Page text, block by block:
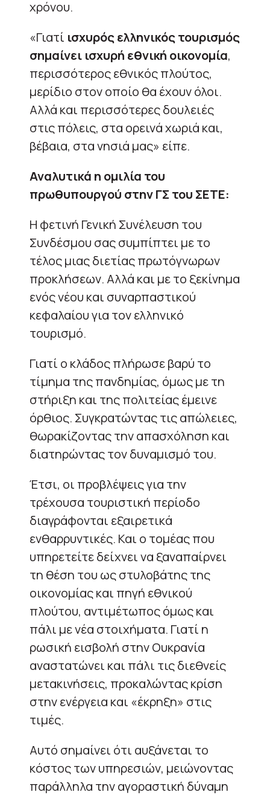
χρόνου.
«Γιατί ισχυρός ελληνικός τουρισμός
σημαίνει ισχυρή εθνική οικονομία,
περισσότερος εθνικός πλούτος,
μερίδιο στον οποίο θα έχουν όλοι.
Αλλά και περισσότερες δουλειές
στις πόλεις, στα ορεινά χωριά και,
βέβαια, στα νησιά μας» είπε.
Αναλυτικά η ομιλία του
πρωθυπουργού στην ΓΣ του ΣΕΤΕ:
Η φετινή Γενική Συνέλευση του
Συνδέσμου σας συμπίπτει με το
τέλος μιας διετίας πρωτόγνωρων
προκλήσεων. Αλλά και με το ξεκίνημα
ενός νέου και συναρπαστικού
κεφαλαίου για τον ελληνικό
τουρισμό.
Γιατί ο κλάδος πλήρωσε βαρύ το
τίμημα της πανδημίας, όμως με τη
στήριξη και της πολιτείας έμεινε
όρθιος. Συγκρατώντας τις απώλειες,
θωρακίζοντας την απασχόληση και
διατηρώντας τον δυναμισμό του.
Έτσι, οι προβλέψεις για την
τρέχουσα τουριστική περίοδο
διαγράφονται εξαιρετικά
ενθαρρυντικές. Και ο τομέας που
υπηρετείτε δείχνει να ξαναπαίρνει
τη θέση του ως στυλοβάτης της
οικονομίας και πηγή εθνικού
πλούτου, αντιμέτωπος όμως και
πάλι με νέα στοιχήματα. Γιατί η
ρωσική εισβολή στην Ουκρανία
αναστατώνει και πάλι τις διεθνείς
μετακινήσεις, προκαλώντας κρίση
στην ενέργεια και «έκρηξη» στις
τιμές.
Αυτό σημαίνει ότι αυξάνεται το
κόστος των υπηρεσιών, μειώνοντας
παράλληλα την αγοραστική δύναμη